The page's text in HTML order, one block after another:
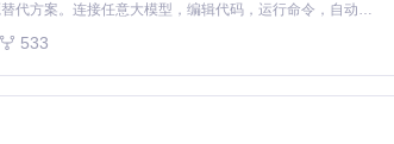
或小规模数据集，高级策略通过 overwrite=False
式存储元数据，主要包含以下核心类（定义于
Claude Code 的开源替代方案。连接任意大模型，编辑代码，运行命令，自动验证 — 全自动执行。用 Rust 构建，极致性能。 ｜ An open-source alternative to Claude Code. Connect any LLM, edit code, run commands, and verify changes — autonomously. Built in Rust for speed. Get Started
533